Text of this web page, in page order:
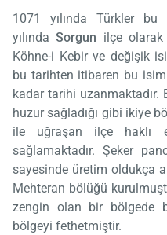
1071 yılında Türkler bu
yılındaSorgun ilçe olarak
Köhne-i Kebir ve değişik
bu tarihten itibaren bu
kadar tarihi uzanmaktadır.
huzur sağladığı gibi ikiye
ile uğraşan ilçe haklı
sağlamaktadır. Şeker
sayesinde üretim oldukça
Mehteran bölüğü
zengin olan bir bölgede
bölgeyi fethetmiştir.